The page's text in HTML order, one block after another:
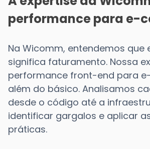
performance para e-
Na Wicomm, entendemos
significa faturamento. Nossa
performance front-end para
além do básico. Analisamos
desde o código até a
identificar gargalos e aplicar
práticas.